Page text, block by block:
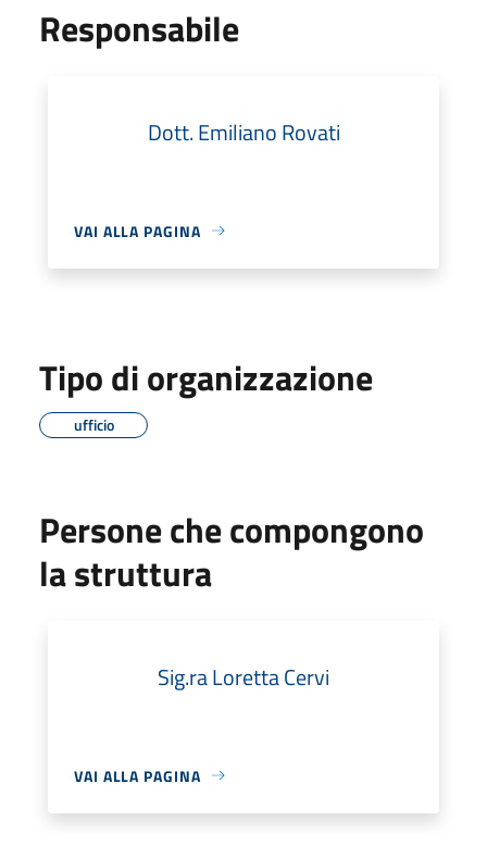
Responsabile
Dott. Emiliano Rovati
VAI ALLA PAGINA
Tipo di organizzazione
ufficio
Persone che compongono
la struttura
Sig.ra Loretta Cervi
VAI ALLA PAGINA